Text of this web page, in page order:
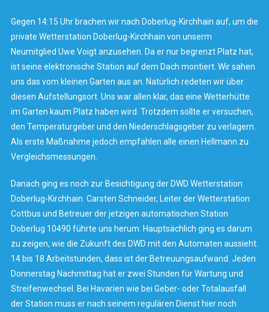
Gegen 14:15 Uhr brachen wir nach Doberlug-Kirchhain auf, um die
private Wetterstation Doberlug-Kirchhain von unserm
Neumitglied Uwe Voigt anzusehen. Da er nur begrenzt Platz hat,
ist seine elektronische Station auf dem Dach montiert. Wir sahen
uns das vom kleinen Garten aus an. Natürlich redeten wir über
diesen Aufstellungsort. Uns war allen klar, das eine Wetterhütte
im Garten kaum Platz haben wird. Trotzdem sollte er versuchen,
den Temperaturgeber und den Niederschlagsgeber zu verlagern.
Als erste Maßnahme jedoch empfahlen alle einen Hellmann zu
Vergleichsmessungen.
Danach ging es noch zur Besichtigung der DWD Wetterstation
Doberlug-Kirchhain. Carsten Schneider, Leiter der Wetterstation
Cottbus und Betreuer der jetzigen automatischen Station
Doberlug 10490 führte uns herum. Hauptsächlich ging es darum
zu zeigen, wie die Zukunft des DWD mit den Automaten aussieht.
14 bis 18 Arbeitstunden, dass ist der Betreuungsaufwand. Jeden
Donnerstag Nachmittag hat er zwei Stunden für Wartung und
Streifenwechsel. Bei Havarien wie bei Geber- oder Totalausfall
der Station muss er nach seinem regulären Dienst hier noch